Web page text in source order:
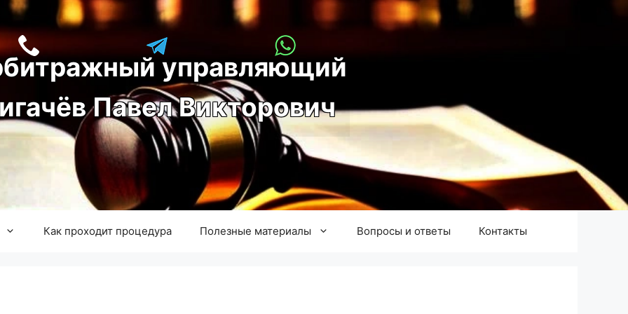
управляющий
игачёв Павел Викторович
Как проходит процедура Полезные материалы Вопросы и ответы Контакты